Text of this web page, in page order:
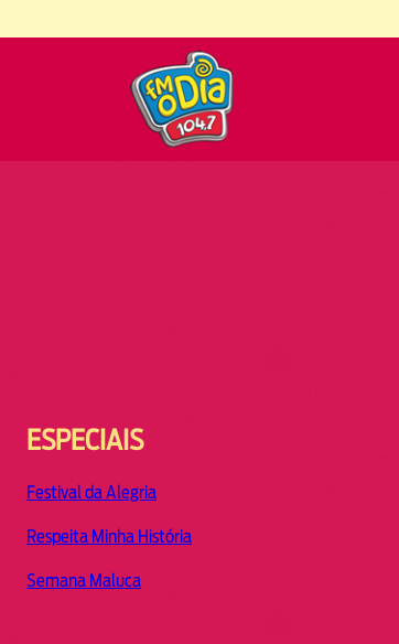
ESPECIAIS
Festival da Alegria
Respeita Minha História
Semana Maluca